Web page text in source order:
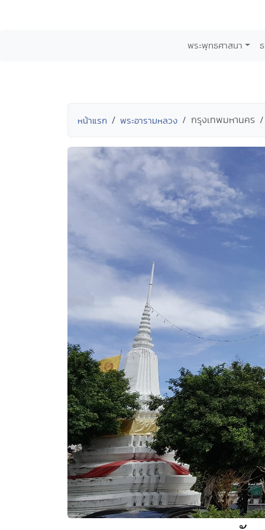
พระพุทธศาสนา
หน้าแรก พระอารามหลวง กรุงเทพมหานคร